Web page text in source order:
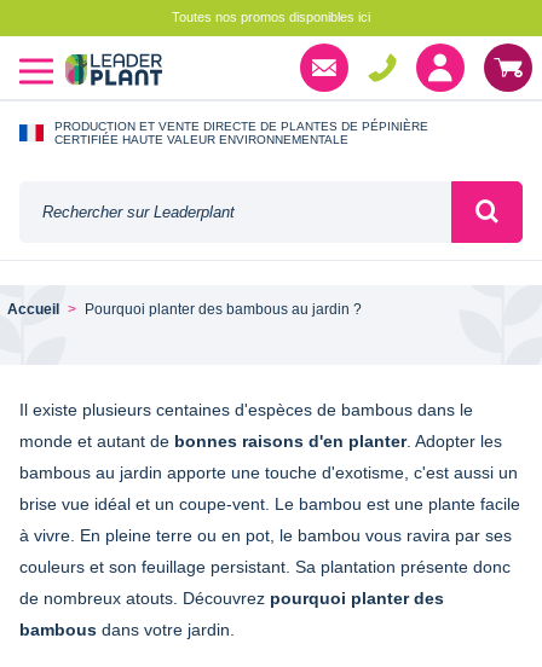
Toutes nos promos disponibles ici
PRODUCTION ET VENTE DIRECTE DE PLANTES DE PÉPINIÈRE
CERTIFIÉE HAUTE VALEUR ENVIRONNEMENTALE
Accueil Pourquoi planter des bambous au jardin ?
Il existe plusieurs centaines d'espèces de bambous dans le
monde et autant de bonnes raisons d'en planter. Adopter les
bambous au jardin apporte une touche d'exotisme, c'est aussi un
brise vue idéal et un coupe-vent. Le bambou est une plante facile
à vivre. En pleine terre ou en pot, le bambou vous ravira par ses
couleurs et son feuillage persistant. Sa plantation présente donc
de nombreux atouts. Découvrez pourquoi planter des
bambous dans votre jardin.